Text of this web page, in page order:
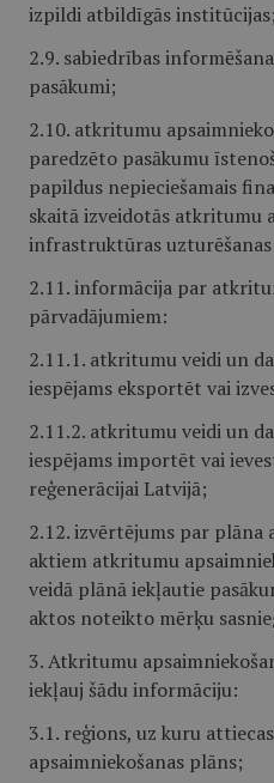
izpildi atbildīgās institūcijas;
2.9. sabiedrības
pasākumi;
2.10. atkritumu
paredzēto pasākumu
papildus nepieciešamais
skaitā izveidotās atkritumu
infrastruktūras uzturēšanas
2.11. informācija par
pārvadājumiem:
2.11.1. atkritumu veidi un
iespējams eksportēt vai
2.11.2. atkritumu veidi un
iespējams importēt vai
reģenerācijai Latvijā;
2.12. izvērtējums par
aktiem atkritumu
veidā plānā iekļautie
aktos noteikto mērķu
3. Atkritumu
iekļauj šādu informāciju:
3.1. reģions, uz kuru
apsaimniekošanas plāns;